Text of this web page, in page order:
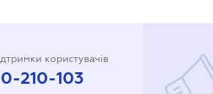
користувачів
210-103